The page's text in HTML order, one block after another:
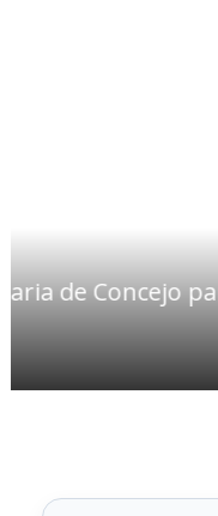
DECLARACIÓN